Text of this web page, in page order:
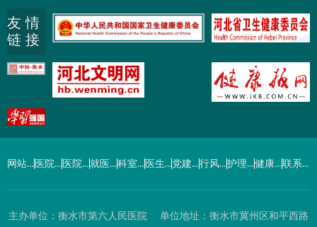
网站首页 医院概况 医院动态 就医指南 科室导航 医生介绍 党建工作 行风建设 护理园地 健康园地 联系我们
主办单位：衡水市第六人民医院 单位地址：衡水市冀州区和平西路
友 情
链 接